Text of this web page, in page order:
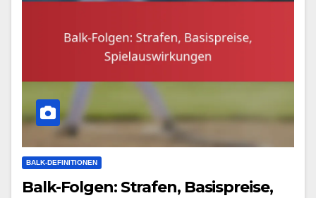
BALK-DEFINITIONEN
Balk-Folgen: Strafen, Basispreise,